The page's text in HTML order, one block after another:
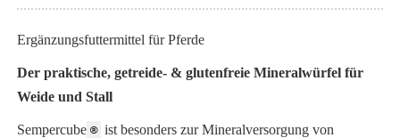
Ergänzungsfuttermittel für Pferde
Der praktische, getreide- & glutenfreie Mineralwürfel für
Weide und Stall
Sempercube ® ist besonders zur Mineralversorgung von